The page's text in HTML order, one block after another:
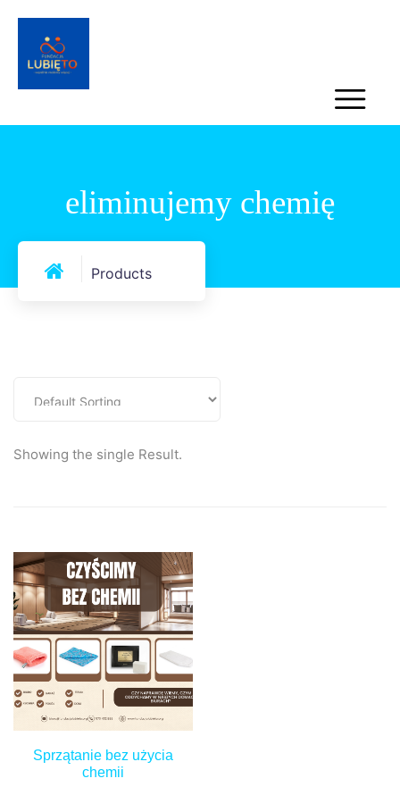
eliminujemy chemię
Products
Showing the single Result.
Sprzątanie bez użycia
chemii